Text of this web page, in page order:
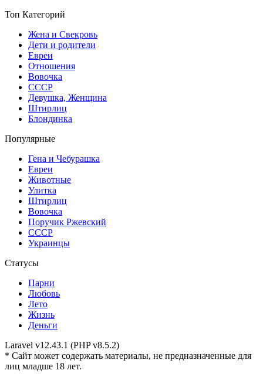
Топ Категорий
Жена и Свекровь
Дети и родители
Евреи
Отношения
Вовочка
СССР
Девушка, Женщина
Штирлиц
Блондинка
Популярные
Гена и Чебурашка
Евреи
Животные
Улитка
Штирлиц
Вовочка
Поручик Ржевский
СССР
Украинцы
Статусы
Парни
Любовь
Лето
Жизнь
Деньги
Laravel v12.43.1 (PHP v8.5.2)
* Сайт может содержать материалы, не предназначенные для
лиц младше 18 лет.